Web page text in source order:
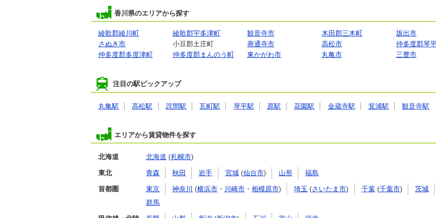
香川県のエリアから探す
綾歌郡綾川町 綾歌郡宇多津町 観音寺市 木田郡三木町
坂出市
さぬき市
小豆郡土庄町 善通寺市 高松市
仲多度郡琴
仲多度郡多度津町
仲多度郡まんのう町 東かがわ市 丸亀市 三豊市
注目の駅ピックアップ
丸亀駅 高松駅 詫間駅 瓦町駅 琴平駅 原駅 花園駅 金蔵寺駅 箕浦駅 観音寺駅
エリアから賃貸物件を探す
北海道 北海道 (札幌市)
東北 青森 秋田 岩手 宮城(仙台市) 山形 福島
首都圏 東京 神奈川 (横浜市 ・ 川崎市 ・相模原市) 埼玉 (さいたま市) 千葉(千葉市) 茨城
群馬